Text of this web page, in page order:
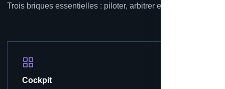
Trois briques essentielles : piloter, arbitrer et capitaliser.
Cockpit